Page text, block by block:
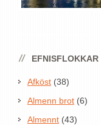
EFNISFLOKKAR
Afköst (38)
Almenn brot (6)
Almennt (43)